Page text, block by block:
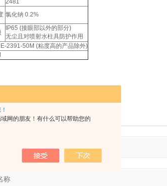
网的朋友！有什么可以帮助您的
2481
氯化钠 0.2%
IP65 (接眼部以外的部分)
无尘且对喷射水柱具防护作用
2391-50M (粘度高的产品除外)